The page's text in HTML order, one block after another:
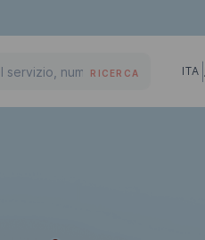
RICERCA ITA